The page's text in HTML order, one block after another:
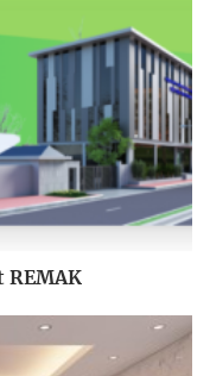
REMAK